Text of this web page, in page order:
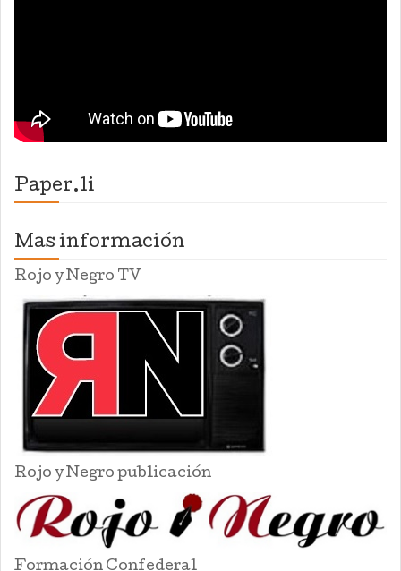
Paper.li
Mas información
Rojo y Negro TV
Rojo y Negro publicación
Formación Confederal